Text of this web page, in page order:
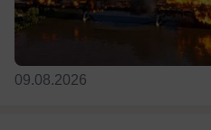
09.08.2026